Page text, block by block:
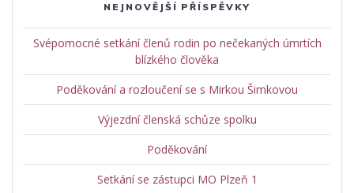
NEJNOVĚJŠÍ PŘÍSPĚVKY
Svépomocné setkání členů rodin po nečekaných úmrtích
blízkého člověka
Poděkování a rozloučení se s Mirkou Šimkovou
Výjezdní členská schůze spolku
Poděkování
Setkání se zástupci MO Plzeň 1